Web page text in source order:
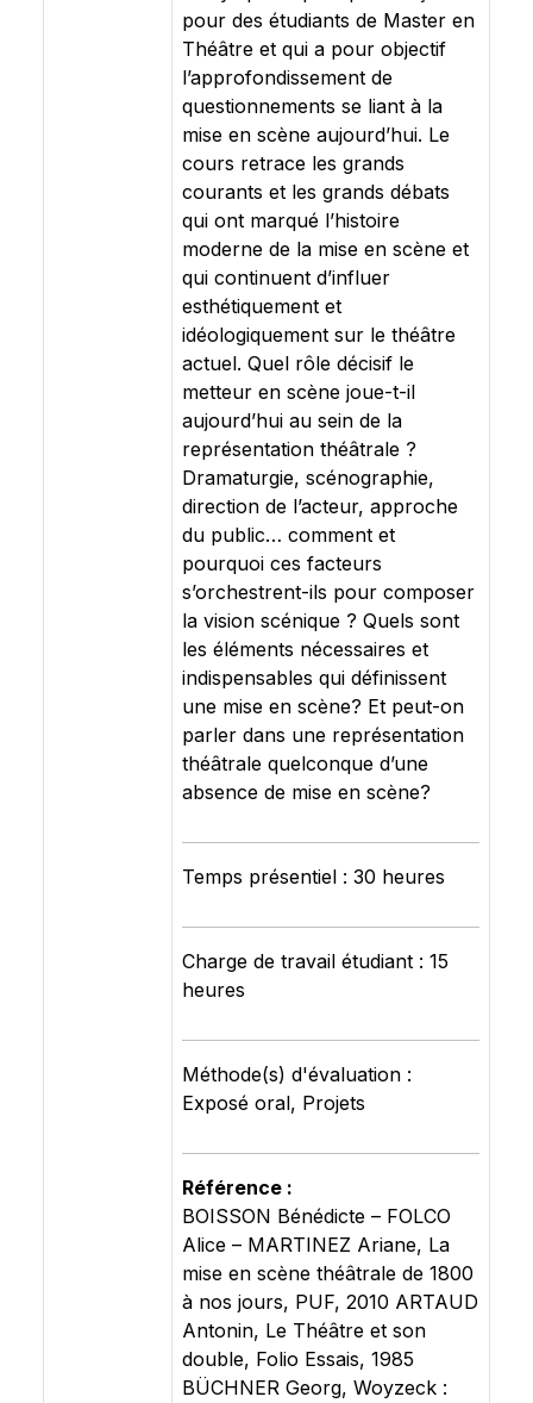
pour des étudiants de Master en
Théâtre et qui a pour objectif
l’approfondissement de
questionnements se liant à la
mise en scène aujourd’hui. Le
cours retrace les grands
courants et les grands débats
qui ont marqué l’histoire
moderne de la mise en scène et
qui continuent d’influer
esthétiquement et
idéologiquement sur le théâtre
actuel. Quel rôle décisif le
metteur en scène joue-t-il
aujourd’hui au sein de la
représentation théâtrale ?
Dramaturgie, scénographie,
direction de l’acteur, approche
du public… comment et
pourquoi ces facteurs
s’orchestrent-ils pour composer
la vision scénique ? Quels sont
les éléments nécessaires et
indispensables qui définissent
une mise en scène? Et peut-on
parler dans une représentation
théâtrale quelconque d’une
absence de mise en scène?
Temps présentiel : 30 heures
Charge de travail étudiant : 15
heures
Méthode(s) d'évaluation :
Exposé oral, Projets
Référence :
BOISSON Bénédicte – FOLCO
Alice – MARTINEZ Ariane, La
mise en scène théâtrale de 1800
à nos jours, PUF, 2010 ARTAUD
Antonin, Le Théâtre et son
double, Folio Essais, 1985
BÜCHNER Georg, Woyzeck :